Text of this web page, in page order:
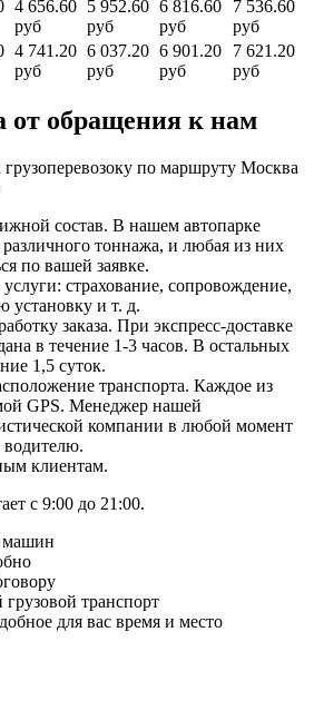
4 656.60
руб
5 952.60
руб
6 816.60
руб
7 536.60
руб
4 741.20
руб
6 037.20
руб
6 901.20
руб
7 621.20
руб
от обращения к нам
по маршруту Москва
состав. В нашем автопарке
тоннажа, и любая из них
по вашей заявке.
страхование, сопровождение,
установку и т. д.
заказа. При экспресс-доставке
в течение 1-3 часов. В остальных
1,5 суток.
транспорта. Каждое из
GPS. Менеджер нашей
компании в любой момент
водителю.
клиентам.
с 9:00 до 21:00.
машин
транспорт
для вас время и место